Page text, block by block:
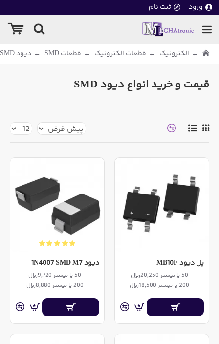
ورود ثبت نام
الکترونیک قطعات الکترونیک قطعات SMD دیود SMD
قیمت و خرید انواع دیود SMD
پل دیود MB10F
50 یا بیشتر 20,250ریال
200 یا بیشتر 18,500ریال
دیود 1N4007 SMD M7
50 یا بیشتر 9,720ریال
200 یا بیشتر 8,880ریال